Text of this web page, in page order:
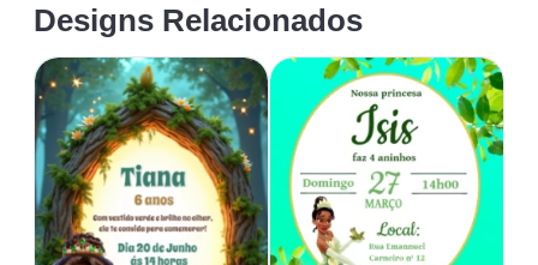
Designs Relacionados